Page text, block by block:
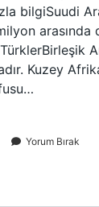
bilgiSuudi
Kuzey
Yorum Bırak